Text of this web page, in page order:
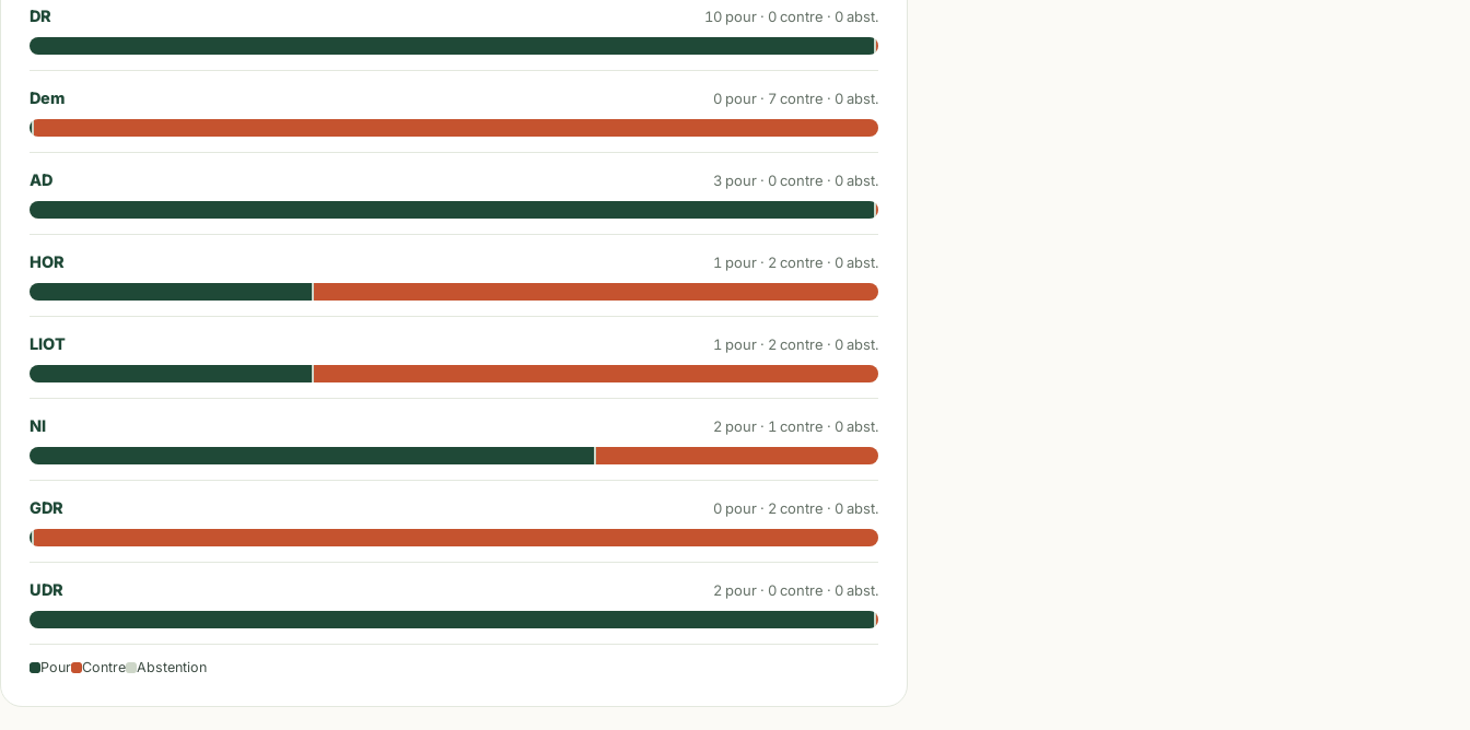
DR 10 pour · 0contre · 0abst.
Dem 0 pour · 7contre · 0abst.
AD 3 pour · 0contre · 0abst.
HOR 1 pour · 2 contre · 0abst.
LIOT 1 pour · 2 contre · 0abst.
NI 2 pour · 1 contre · 0abst.
GDR 0 pour · 2 contre · 0abst.
UDR 2 pour · 0contre · 0abst.
Pour Contre Abstention